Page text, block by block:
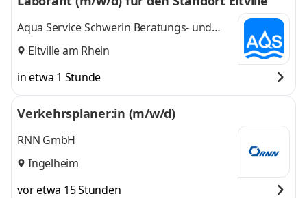
Aqua Service Schwerin Beratungs- und
Betriebsführungsgesellschaft mbH
Eltville am Rhein
in etwa 1 Stunde
Verkehrsplaner:in (m/w/d)
RNN GmbH
Ingelheim
vor etwa 15 Stunden